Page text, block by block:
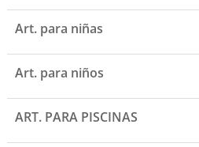
Art. para niñas
Art. para niños
ART. PARA PISCINAS